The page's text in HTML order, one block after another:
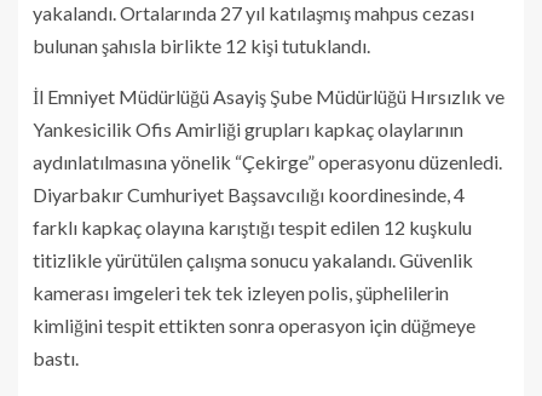
yakalandı. Ortalarında 27 yıl katılaşmış mahpus cezası
bulunan şahısla birlikte 12 kişi tutuklandı.
İl Emniyet Müdürlüğü Asayiş Şube Müdürlüğü Hırsızlık ve
Yankesicilik Ofis Amirliği grupları kapkaç olaylarının
aydınlatılmasına yönelik “Çekirge” operasyonu düzenledi.
Diyarbakır Cumhuriyet Başsavcılığı koordinesinde, 4
farklı kapkaç olayına karıştığı tespit edilen 12 kuşkulu
titizlikle yürütülen çalışma sonucu yakalandı. Güvenlik
kamerası imgeleri tek tek izleyen polis, şüphelilerin
kimliğini tespit ettikten sonra operasyon için düğmeye
bastı.